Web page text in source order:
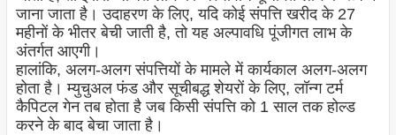
जाना जाता है। उदाहरण के लिए, यदि कोई संपत्ति खरीद के 27
महीनों के भीतर बेची जाती है, तो यह अल्पावधि पूंजीगत लाभ के
अंतर्गत आएगी।
हालांकि, अलग-अलग संपत्तियों के मामले में कार्यकाल अलग-अलग
होता है। म्युचुअल फंड और सूचीबद्ध शेयरों के लिए, लॉन्ग टर्म
कैपिटल गेन तब होता है जब किसी संपत्ति को 1 साल तक होल्ड
करने के बाद बेचा जाता है।